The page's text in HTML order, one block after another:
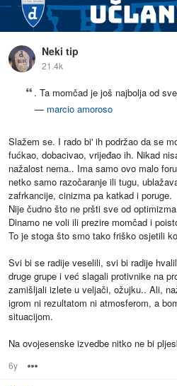
Neki tip
21.4k
. Ta momčad je još najbolja od
— marcio amoroso
Slažem se. I rado bi' ih podržao da se
fućkao, dobacivao, vrijeđao ih. Nikad
nažalost nema.. Ima samo ovo malo
netko samo razočaranje ili tugu,
zafrkancije, cinizma pa katkad i poruge.
Nije čudno što ne pršti sve od
Dinamo ne voli ili prezire momčad i
To je stoga što smo tako friško osjetili
Svi bi se radije veselili, svi bi radije
druge grupe i već slagali protivnike na
zamišljali izlete u veljači, ožujku.. Ali,
igrom ni rezultatom ni atmosferom, a
situacijom.
Na ovojesenske izvedbe nitko ne bi
6y